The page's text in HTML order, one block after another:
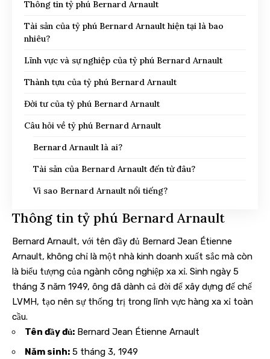
Thông tin tỷ phú Bernard Arnault
Tài sản của tỷ phú Bernard Arnault hiện tại là bao
nhiêu?
Lĩnh vực và sự nghiệp của tỷ phú Bernard Arnault
Thành tựu của tỷ phú Bernard Arnault
Đời tư của tỷ phú Bernard Arnault
Câu hỏi về tỷ phú Bernard Arnault
Bernard Arnault là ai?
Tài sản của Bernard Arnault đến từ đâu?
Vì sao Bernard Arnault nổi tiếng?
Thông tin tỷ phú Bernard Arnault
Bernard Arnault, với tên đầy đủ Bernard Jean Étienne
Arnault, không chỉ là một nhà kinh doanh xuất sắc mà còn
là biểu tượng của ngành công nghiệp xa xỉ. Sinh ngày 5
tháng 3 năm 1949, ông đã dành cả đời để xây dựng đế chế
LVMH, tạo nên sự thống trị trong lĩnh vực hàng xa xỉ toàn
cầu.
Tên đầy đủ: Bernard Jean Étienne Arnault
Năm sinh: 5 tháng 3, 1949